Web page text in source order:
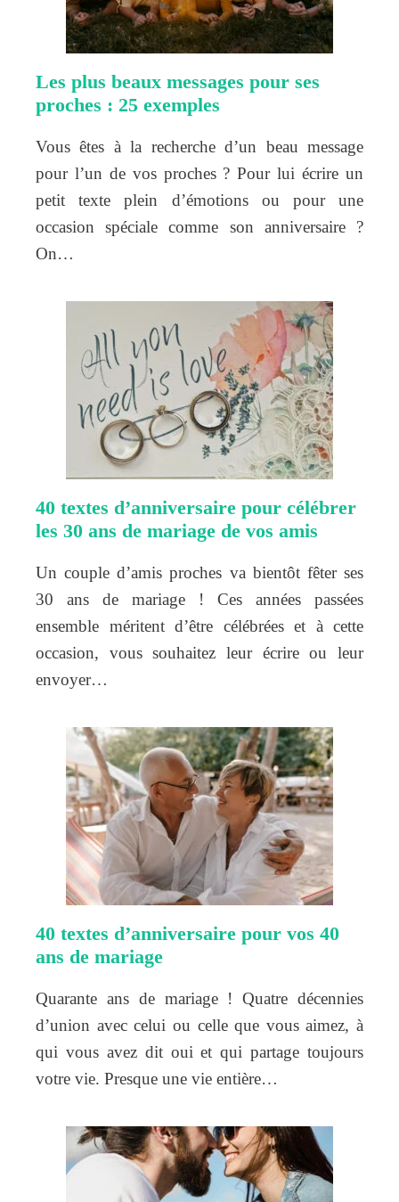
Les plus beaux messages pour ses
proches : 25 exemples
Vous êtes à la recherche d’un beau message
pour l’un de vos proches ? Pour lui écrire un
petit texte plein d’émotions ou pour une
occasion spéciale comme son anniversaire ?
On…
40 textes d’anniversaire pour célébrer
les 30 ans de mariage de vos amis
Un couple d’amis proches va bientôt fêter ses
30 ans de mariage ! Ces années passées
ensemble méritent d’être célébrées et à cette
occasion, vous souhaitez leur écrire ou leur
envoyer…
40 textes d’anniversaire pour vos 40
ans de mariage
Quarante ans de mariage ! Quatre décennies
d’union avec celui ou celle que vous aimez, à
qui vous avez dit oui et qui partage toujours
votre vie. Presque une vie entière…